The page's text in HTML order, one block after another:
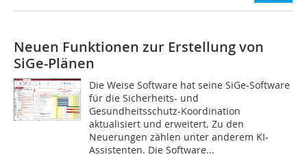
Neuen Funktionen zur Erstellung von
SiGe-Plänen
Die Weise Software hat seine SiGe-Software
für die Sicherheits- und
Gesundheitsschutz-Koordination
aktualisiert und erweitert. Zu den
Neuerungen zählen unter anderem KI-
Assistenten. Die Software...